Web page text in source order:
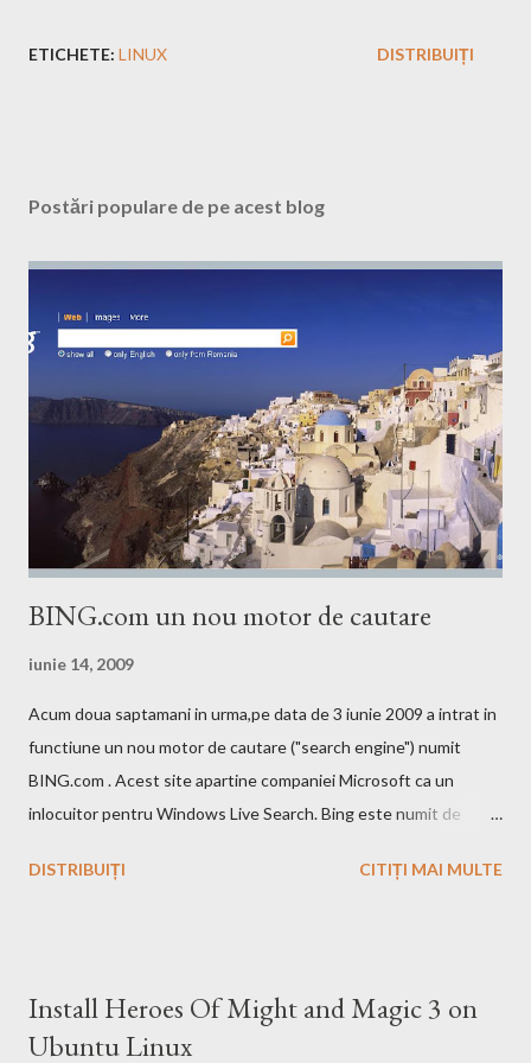
ETICHETE: LINUX DISTRIBUIȚI
Postări populare de pe acest blog
BING.com un nou motor de cautare
iunie 14, 2009
Acum doua saptamani in urma,pe data de 3 iunie 2009 a intrat in
functiune un nou motor de cautare ("search engine") numit
BING.com . Acest site apartine companiei Microsoft ca un
inlocuitor pentru Windows Live Search. Bing este numit de
Bing da si un mic exemplu cum poti sa castigi bani de pe urma
care face acest lucru. Ramane la decizia voastra ce motor de
cautare sa folositi!
DISTRIBUIȚI CITIȚI MAI MULTE
Install Heroes Of Might and Magic 3 on
Ubuntu Linux